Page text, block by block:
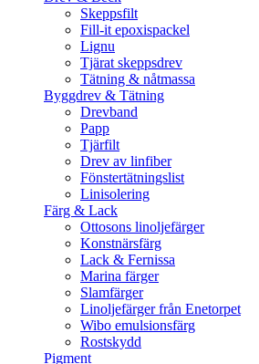
Skeppsfilt
Fill-it epoxispackel
Lignu
Tjärat skeppsdrev
Tätning & nåtmassa
Byggdrev & Tätning
Drevband
Papp
Tjärfilt
Drev av linfiber
Fönstertätningslist
Linisolering
Färg & Lack
Ottosons linoljefärger
Konstnärsfärg
Lack & Fernissa
Marina färger
Slamfärger
Linoljefärger från Enetorpet
Wibo emulsionsfärg
Rostskydd
Pigment